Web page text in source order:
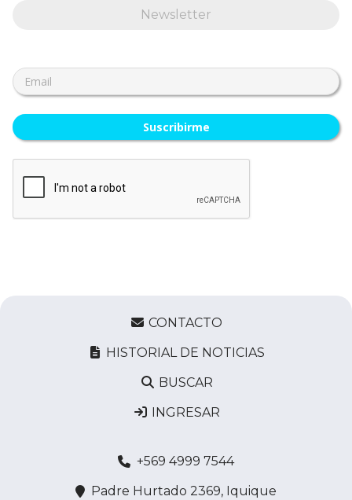
Newsletter
Suscribirme
CONTACTO
HISTORIAL DE NOTICIAS
BUSCAR
INGRESAR
+569 4999 7544
Padre Hurtado 2369, Iquique